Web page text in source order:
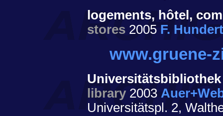
logements, hôtel,
stores 2005 F.
www.gruene-
library 2003
Universitätspl. 2,